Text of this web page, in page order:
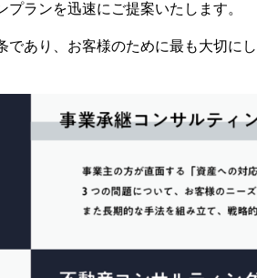
プランを迅速にご提案いたします。
であり、お客様のために最も大切に